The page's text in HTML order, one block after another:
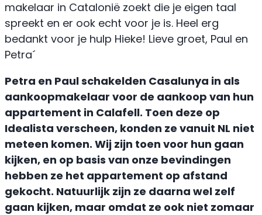
makelaar in Catalonië zoekt die je eigen taal
spreekt en er ook echt voor je is. Heel erg
bedankt voor je hulp Hieke! Lieve groet, Paul en
Petra´
Petra en Paul schakelden Casalunya in als
aankoopmakelaar voor de aankoop van hun
appartement in Calafell. Toen deze op
Idealista verscheen, konden ze vanuit NL niet
meteen komen. Wij zijn toen voor hun gaan
kijken, en op basis van onze bevindingen
hebben ze het appartement op afstand
gekocht. Natuurlijk zijn ze daarna wel zelf
gaan kijken, maar omdat ze ook niet zomaar